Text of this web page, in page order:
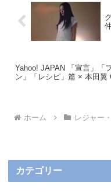
Yahoo! JAPAN 「宣言」「
ン」「レシピ」篇 × 本田翼
ホーム レジャー
カテゴリー